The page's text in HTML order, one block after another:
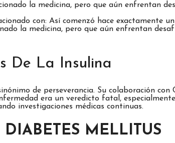
con: Así comenzó hace exactamente
la medicina, pero que aún enfrentan
De La Insulina
de perseverancia. Su colaboración con
era un veredicto fatal,
investigaciones médicas continuas.
MELLITUS